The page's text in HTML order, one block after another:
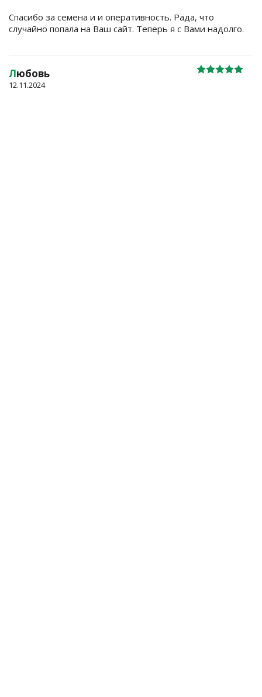
Спасибо за семена и и оперативность. Рада, что
случайно попала на Ваш сайт. Теперь я с Вами надолго.
Любовь
12.11.2024